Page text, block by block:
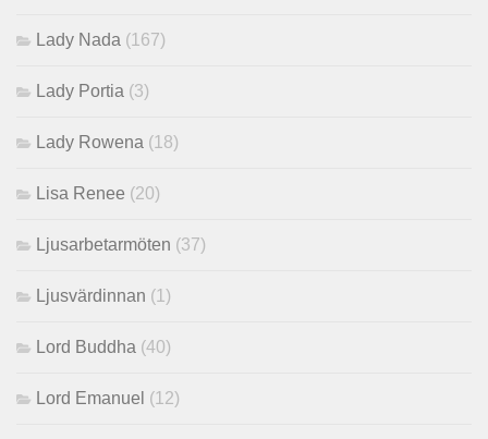
Lady Nada (167)
Lady Portia (3)
Lady Rowena (18)
Lisa Renee (20)
Ljusarbetarmöten (37)
Ljusvärdinnan (1)
Lord Buddha (40)
Lord Emanuel (12)